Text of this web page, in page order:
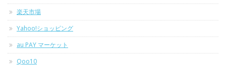
楽天市場
Yahoo!ショッピング
au PAY マーケット
Qoo10